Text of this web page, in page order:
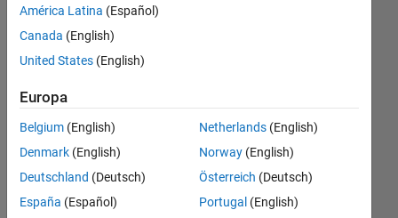
2023
1
Risposta
accettata
Aggiornato
23 Ott
26
América Latina (Español)
Canada (English)
United States (English)
Europa
Belgium (English)
Denmark (English)
Deutschland (Deutsch)
España (Español)
Netherlands(English)
Norway(English)
Österreich (Deutsch)
Portugal (English)